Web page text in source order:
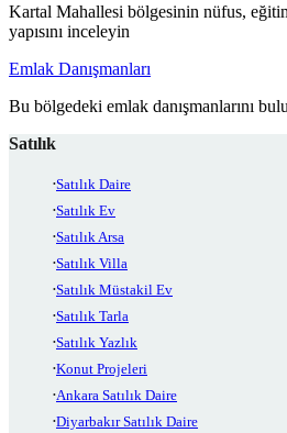
Kartal Mahallesi bölgesinin nüfus,
yapısını inceleyin
Emlak Danışmanları
Bu bölgedeki emlak danışmanlarını
Satılık
Satılık Daire
Satılık Ev
Satılık Arsa
Satılık Villa
Satılık Müstakil Ev
Satılık Tarla
Satılık Yazlık
Konut Projeleri
Ankara Satılık Daire
Diyarbakır Satılık Daire